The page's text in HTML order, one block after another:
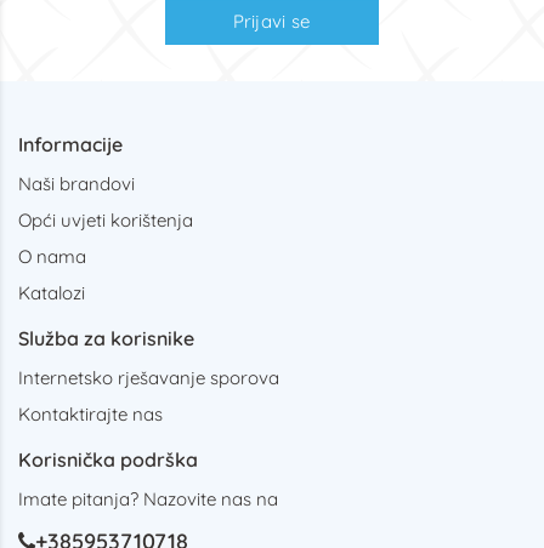
Prijavi se
Informacije
Naši brandovi
Opći uvjeti korištenja
O nama
Katalozi
Služba za korisnike
Internetsko rješavanje sporova
Kontaktirajte nas
Korisnička podrška
Imate pitanja? Nazovite nas na
+385953710718